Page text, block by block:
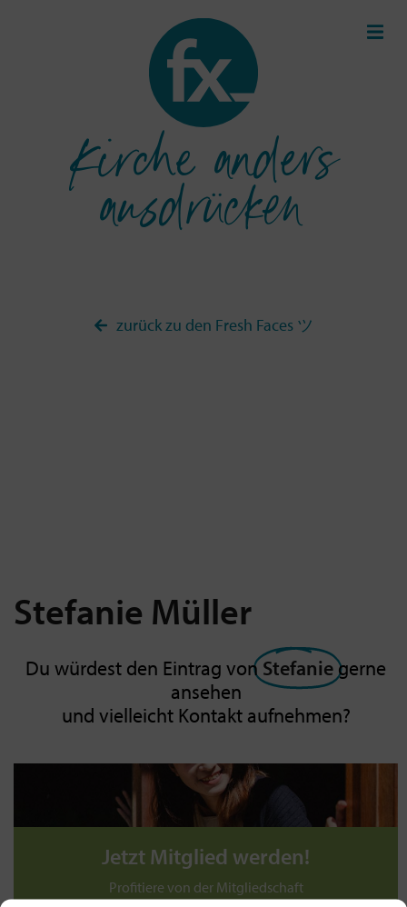
Kirche anders
ausdrücken
zurück zu den Fresh Faces ツ
Stefanie Müller
Du würdest den Eintrag von Stefaniegerne
ansehen
und vielleicht Kontakt aufnehmen?
Jetzt Mitglied werden!
Profitiere von der Mitgliedschaft